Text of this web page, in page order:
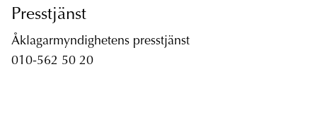
Presstjänst
Åklagarmyndighetens presstjänst
010-562 50 20